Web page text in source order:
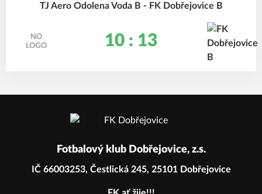
TJ Aero Odolena Voda B - FK Dobřejovice B
10 : 13
Fotbalový klub Dobřejovice, z.s.
IČ 66003253, Čestlická 245, 25101 Dobřejovice